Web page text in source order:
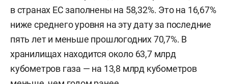
в странах ЕС заполнены на 58,32%. Это на 16,67%
ниже среднего уровня на эту дату за последние
пять лет и меньше прошлогодних 70,7%. В
хранилищах находится около 63,7 млрд
кубометров газа — на 13,8 млрд кубометров